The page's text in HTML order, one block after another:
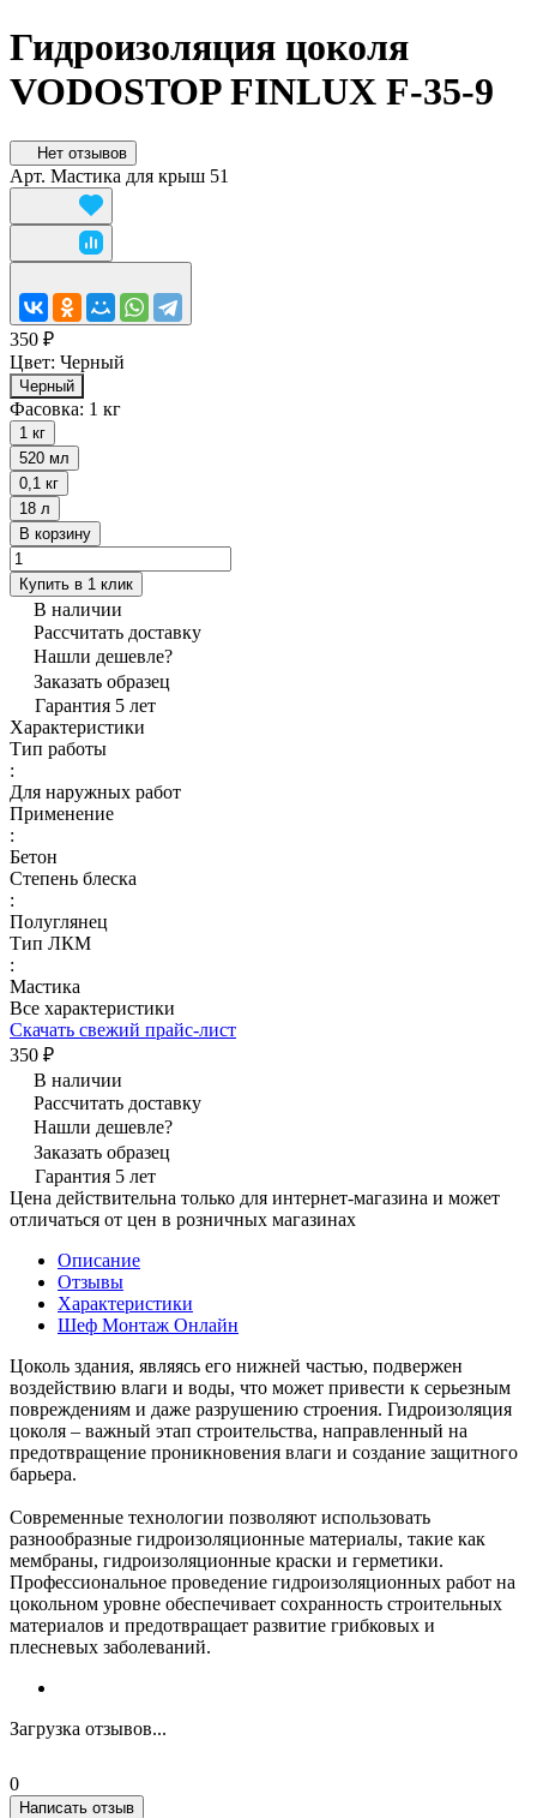
Гидроизоляция цоколя
VODOSTOP FINLUX F-35-9
Нет отзывов
Арт. Мастика для крыш 51
350 ₽
Цвет: Черный
Черный
Фасовка: 1 кг
1 кг
520 мл
0,1 кг
18 л
В корзину
Купить в 1 клик
В наличии
Рассчитать доставку
Нашли дешевле?
Заказать образец
Гарантия 5 лет
Характеристики
Тип работы
:
Для наружных работ
Применение
:
Бетон
Степень блеска
:
Полуглянец
Тип ЛКМ
:
Мастика
Все характеристики
Скачать свежий прайс-лист
350 ₽
В наличии
Рассчитать доставку
Нашли дешевле?
Заказать образец
Гарантия 5 лет
Цена действительна только для интернет-магазина и может
отличаться от цен в розничных магазинах
Описание
Отзывы
Характеристики
Шеф Монтаж Онлайн
Цоколь здания, являясь его нижней частью, подвержен
воздействию влаги и воды, что может привести к серьезным
повреждениям и даже разрушению строения. Гидроизоляция
цоколя – важный этап строительства, направленный на
предотвращение проникновения влаги и создание защитного
барьера.
Современные технологии позволяют использовать
разнообразные гидроизоляционные материалы, такие как
мембраны, гидроизоляционные краски и герметики.
Профессиональное проведение гидроизоляционных работ на
цокольном уровне обеспечивает сохранность строительных
материалов и предотвращает развитие грибковых и
плесневых заболеваний.
Загрузка отзывов...
0
Написать отзыв